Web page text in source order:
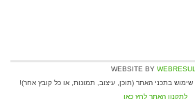
WEBSITE BY
שימוש בתכני האתר (תוכן, עיצוב, תמונות, או כל קובץ אחר)!
לתקנון האתר לחץ כאן